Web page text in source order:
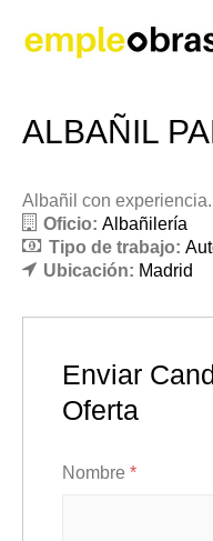
ALBAÑIL
Albañil con experiencia.
Oficio: Albañilería
Tipo de trabajo:
Ubicación: Madrid
Enviar
Oferta
Nombre *